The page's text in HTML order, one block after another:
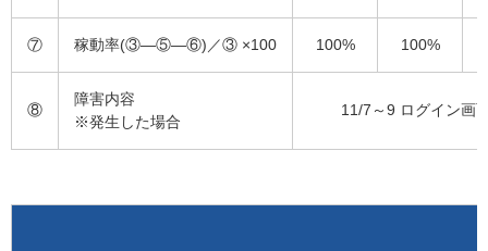
⑦ 稼動率(③―⑤―⑥)／③ ×100 100% 100%
⑧
障害内容
※発生した場合
11/7～9 ログイン画